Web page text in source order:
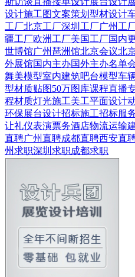
设计施工图文案策划 型材设计
工厂北京工厂深圳工厂广州工
疆工厂欧洲工厂美国工厂国内
世博馆广州琶洲馆北京会议北
外展馆国内主办国外主办名单
舞美模型室内建筑吧台模型车
型材质贴图50万图库课程直播
程材质灯光施工美工平面设计
环保展台设计招标施工招标服
让礼仪表演票务酒店物流运输
直聘广州直聘成都直聘西安直
州求职深圳求职成都求职